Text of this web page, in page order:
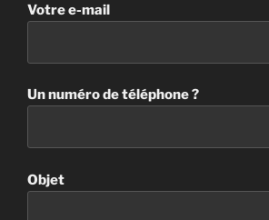
Votre e-mail
Un numéro de téléphone ?
Objet